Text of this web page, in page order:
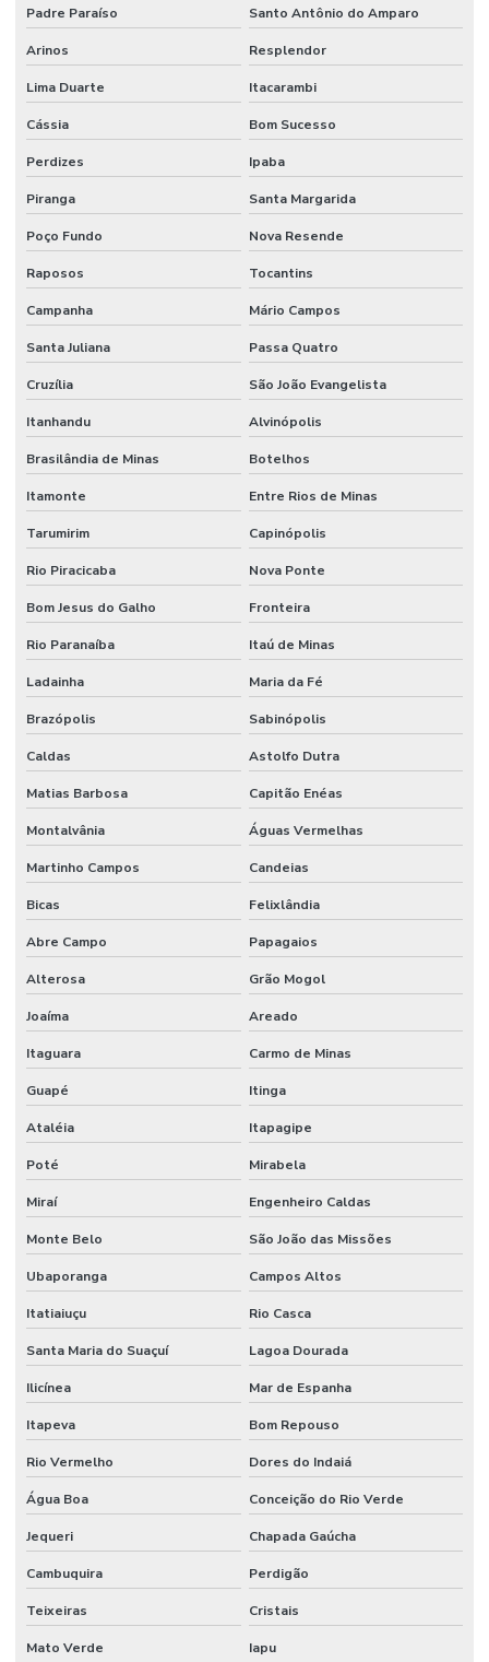
Padre Paraíso Santo Antônio do Amparo
Arinos Resplendor
Lima Duarte Itacarambi
Cássia Bom Sucesso
Perdizes Ipaba
Piranga Santa Margarida
Poço Fundo Nova Resende
Raposos Tocantins
Campanha Mário Campos
Santa Juliana Passa Quatro
Cruzília São João Evangelista
Itanhandu Alvinópolis
Brasilândia de Minas Botelhos
Itamonte Entre Rios de Minas
Tarumirim Capinópolis
Rio Piracicaba Nova Ponte
Bom Jesus do Galho Fronteira
Rio Paranaíba Itaú de Minas
Ladainha Maria da Fé
Brazópolis Sabinópolis
Caldas Astolfo Dutra
Matias Barbosa Capitão Enéas
Montalvânia Águas Vermelhas
Martinho Campos Candeias
Bicas Felixlândia
Abre Campo Papagaios
Alterosa Grão Mogol
Joaíma Areado
Itaguara Carmo de Minas
Guapé Itinga
Ataléia Itapagipe
Poté Mirabela
Miraí Engenheiro Caldas
Monte Belo São João das Missões
Ubaporanga Campos Altos
Itatiaiuçu Rio Casca
Santa Maria do Suaçuí Lagoa Dourada
Ilicínea Mar de Espanha
Itapeva Bom Repouso
Rio Vermelho Dores do Indaiá
Água Boa Conceição do Rio Verde
Jequeri Chapada Gaúcha
Cambuquira Perdigão
Teixeiras Cristais
Mato Verde Iapu